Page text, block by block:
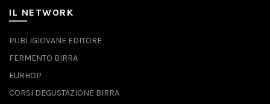
IL NETWORK
PUBLIGIOVANE EDITORE
FERMENTO BIRRA
EURHOP
CORSI DEGUSTAZIONE BIRRA